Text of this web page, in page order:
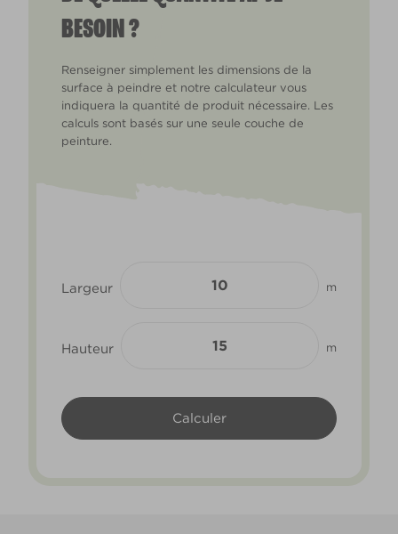
BESOIN ?
Renseigner simplement les dimensions de la
surface à peindre et notre calculateur vous
indiquera la quantité de produit nécessaire. Les
calculs sont basés sur une seule couche de
peinture.
Largeur m
Hauteur m